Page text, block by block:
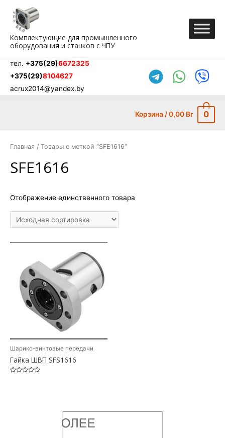
содержимому
Комплектующие для промышленного
оборудования и станков с ЧПУ
тел. +375(29)6672325
+375(29)8104627
acrux2014@yandex.by
Корзина /0,00 Br 0
Главная / Товары с меткой “SFE1616”
SFE1616
Отображение единственного товара
Шарико-винтовые передачи
Гайка ШВП SFS1616